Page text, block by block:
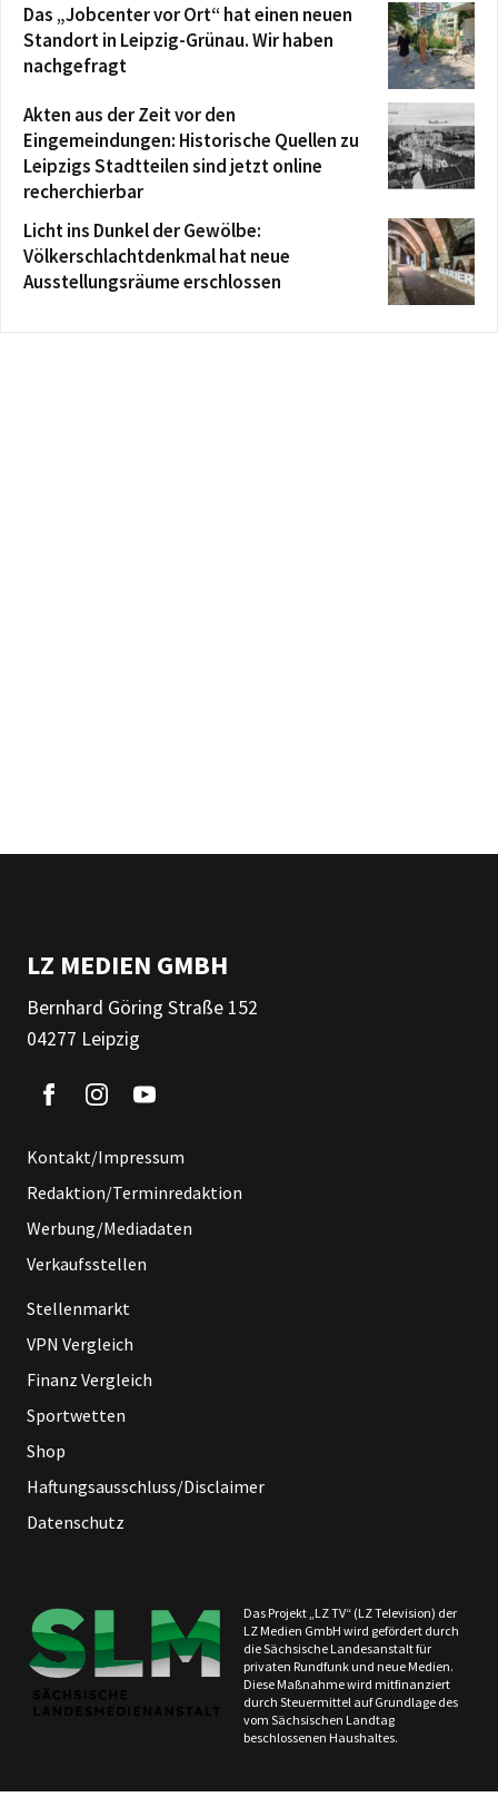
Das „Jobcenter vor Ort“ hat einen neuen
Standort in Leipzig-Grünau. Wir haben
nachgefragt
Akten aus der Zeit vor den
Eingemeindungen: Historische Quellen zu
Leipzigs Stadtteilen sind jetzt online
recherchierbar
Licht ins Dunkel der Gewölbe:
Völkerschlachtdenkmal hat neue
Ausstellungsräume erschlossen
LZ MEDIEN GMBH
Bernhard Göring Straße 152
04277 Leipzig
Kontakt/Impressum
Redaktion/Terminredaktion
Werbung/Mediadaten
Verkaufsstellen
Stellenmarkt
VPN Vergleich
Finanz Vergleich
Sportwetten
Shop
Haftungsausschluss/Disclaimer
Datenschutz
Das Projekt „LZ TV“ (LZ Television) der
LZ Medien GmbH wird gefördert durch
die Sächsische Landesanstalt für
privaten Rundfunk und neue Medien.
Diese Maßnahme wird mitfinanziert
durch Steuermittel auf Grundlage des
vom Sächsischen Landtag
beschlossenen Haushaltes.